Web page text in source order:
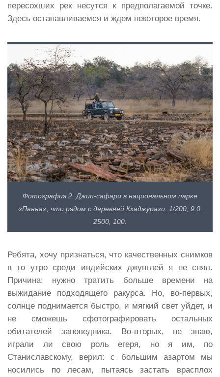
пересохших рек несутся к предполагаемой точке.
Здесь останавливаемся и ждем некоторое время.
Фотография 2. Джип-сафари в национальном парке
«Панна», что рядом с деревней Кхаджурахо. 1/200, 9.0,
2500, 100.
Ребята, хочу признаться, что качественных снимков
в то утро среди индийских джунглей я не снял.
Причина: нужно тратить больше времени на
выжидание подходящего ракурса. Но, во-первых,
солнце поднимается быстро, и мягкий свет уйдет, и
не сможешь сфотографировать остальных
обитателей заповедника. Во-вторых, не знаю,
играли ли свою роль егеря, но я им, по
Станиславскому, верил: с большим азартом мы
носились по лесам, пытаясь застать врасплох